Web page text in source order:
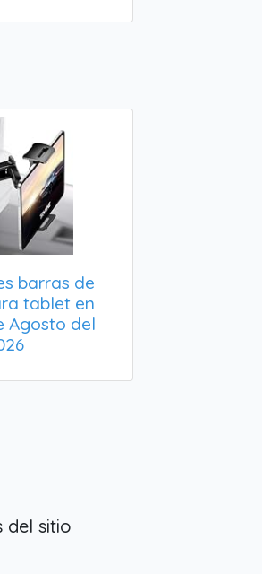
barras de
tablet en
Agosto del
del sitio